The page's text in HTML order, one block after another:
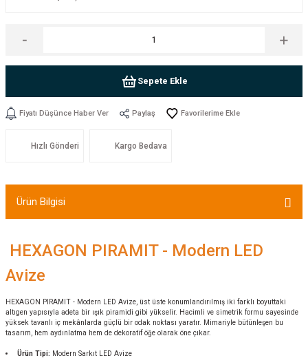
Sepete Ekle
Fiyatı Düşünce Haber Ver Paylaş
Hızlı Gönderi Kargo Bedava
Ürün Bilgisi
HEXAGON PIRAMIT - Modern LED
Avize
HEXAGON PIRAMIT - Modern LED Avize, üst üste konumlandırılmış iki farklı boyuttaki
altıgen yapısıyla adeta bir ışık piramidi gibi yükselir. Hacimli ve simetrik formu sayesinde
yüksek tavanlı iç mekânlarda güçlü bir odak noktası yaratır. Mimariyle bütünleşen bu
tasarım, hem aydınlatma hem de dekoratif öğe olarak öne çıkar.
Ürün Tipi: Modern Sarkıt LED Avize